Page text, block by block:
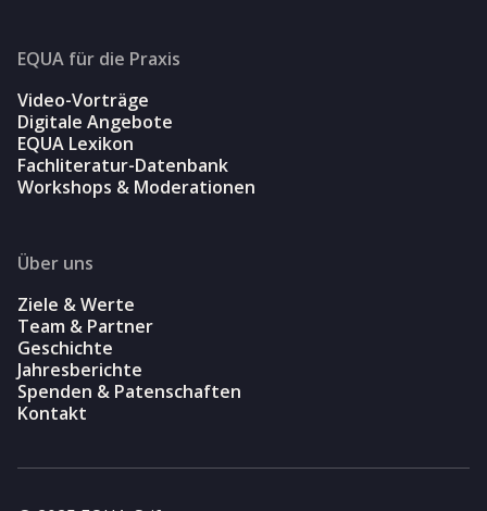
EQUA für die Praxis
Video-Vorträge
Digitale Angebote
EQUA Lexikon
Fachliteratur-Datenbank
Workshops & Moderationen
Über uns
Ziele & Werte
Team & Partner
Geschichte
Jahresberichte
Spenden & Patenschaften
Kontakt